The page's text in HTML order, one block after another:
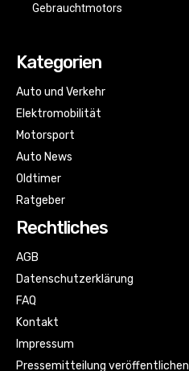
Gebrauchtmotors
Kategorien
Auto und Verkehr
Elektromobilität
Motorsport
Auto News
Oldtimer
Ratgeber
Rechtliches
AGB
Datenschutzerklärung
FAQ
Kontakt
Impressum
Pressemitteilung veröffentlichen